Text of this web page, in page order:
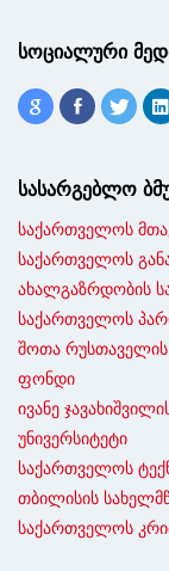
სოციალური
სასარგებლო
საქართველოს
საქართველოს
ახალგაზრდობის
საქართველოს
შოთა
ფონდი
ივანე
უნივერსიტეტი
საქართველოს
თბილისის
საქართველოს